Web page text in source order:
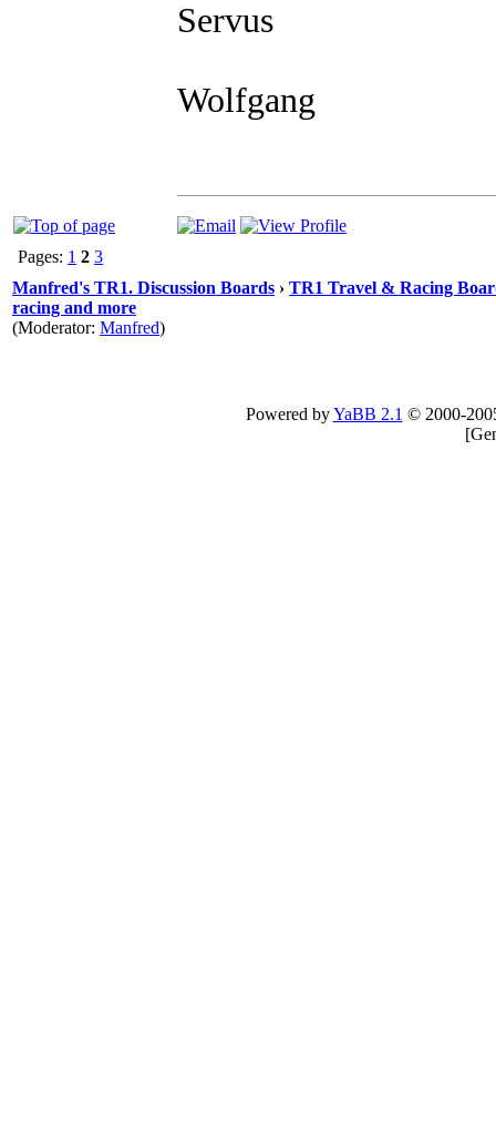
Servus
Wolfgang
Pages: 1 2 3
Manfred's TR1. Discussion Boards › TR1 Travel & Racing
racing and more
(Moderator: Manfred)
Powered byYaBB 2.1 © 2000-
[